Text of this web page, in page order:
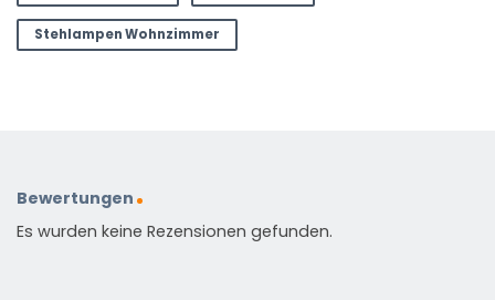
Stehlampen Wohnzimmer
Bewertungen
Es wurden keine Rezensionen gefunden.